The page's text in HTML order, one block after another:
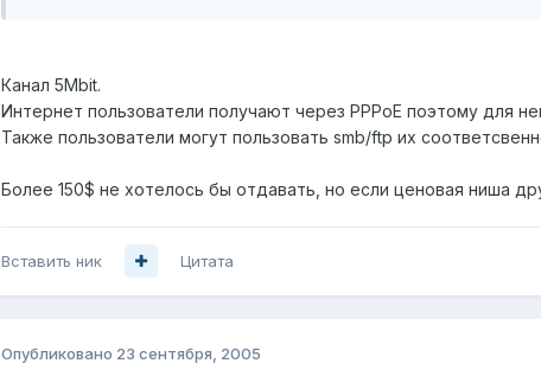
Канал 5Mbit.
Интернет пользователи получают через PPPoE поэтому для
Также пользователи могут пользовать smb/ftp их
Более 150$ не хотелось бы отдавать, но если ценовая ниша
Вставить ник Цитата
Опубликовано 23 сентября, 2005